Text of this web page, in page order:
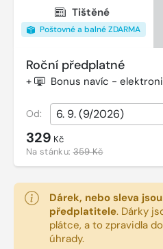
Tištěné
Poštovné a balné ZDARMA
Roční předplatné
+ Bonus navíc -
Od:
329 Kč
Na stánku:359 Kč
Dárek, nebo sleva
předplatitele. Dárky
plátce, a to zpravidla
úhrady.